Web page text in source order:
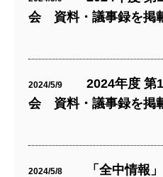
会 資料・議事録を掲
2024/5/9
2024年度 第
会 資料・議事録を掲
2024/5/8
「全中情報」